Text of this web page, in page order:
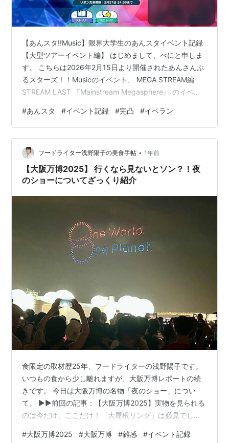
【あんスタ!!Music】限界大学生のあんスタイベント記録
【大型ツアーイベント編】 はじめまして、べにと申しま
す。 こちらは2026年2月15日より開催されたあんさんぶ
るスターズ！！Musicのイベント、 MEGA STREAM編
STREAM LAST 『Mainstream Megasphere』 のイベン
分用の備忘録としてふわっと記録するもの、かつ目標設
定がガバガバなため曖昧な部分も多いですが、今後イベ
ントを走る方にとって少しでも参考になればと思ってお
ります☺️ 結論から言うと、 消費ダイヤ合計:約3,500個
ツアーリスト周回数:約8…
#あんスタ #イベント記録 #完凸 #イベラン
フードライター浅野陽子の美食手帖 • 1年前
【大阪万博2025】 行くなら見ないとソン？！夜
のショーについてざっくり紹介
食限定の取材歴25年、フードライターの浅野陽子です。
いつもの食から少し離れますが、大阪万博レポートの続
きです。 今日は大阪万博の名物「夜のショー」につい
て。 ▶︎▶︎前回の記事：【大阪万博2025】実物を見られる
のは今だけ、ここだけ！「大屋根リング」は必見でした
の一つに「夜のドローンショー」があります。でもこの
#大阪万博2025 #大阪万博 #雑感 #イベント記録